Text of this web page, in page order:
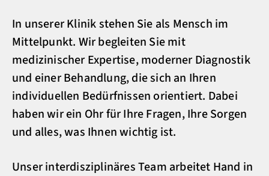
In unserer Klinik stehen Sie als Mensch im
Mittelpunkt. Wir begleiten Sie mit
medizinischer Expertise, moderner Diagnostik
und einer Behandlung, die sich an Ihren
individuellen Bedürfnissen orientiert. Dabei
haben wir ein Ohr für Ihre Fragen, Ihre Sorgen
und alles, was Ihnen wichtig ist.
Unser interdisziplinäres Team arbeitet Hand in